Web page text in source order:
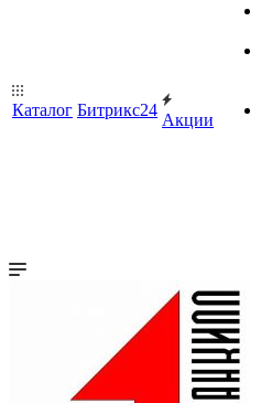
Каталог Битрикс24
Акции